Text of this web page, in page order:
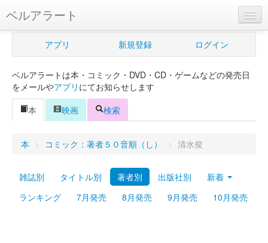
ベルアラート
ベルアラートとは
新規登録
ログイン
Myシェルフ
プレミアム
アプリ 新規登録 ログイン
ベルアラートは本・コミック・DVD・CD・ゲームなどの発売日
をメールやアプリ にてお知らせします
本
映画 検索
本 > コミック：著者５０音順（し） > 清水俊
雑誌別 タイトル別 著者別 出版社別
新着
ランキング
7月発売 8月発売 9月発売 10月発売